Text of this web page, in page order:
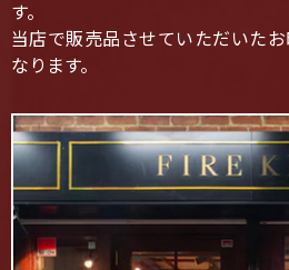
す。
当店で販売品させていただいた
なります。